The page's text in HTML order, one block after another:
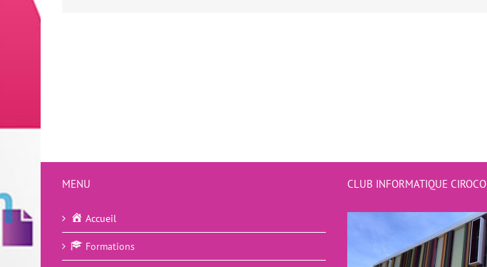
MENU
Accueil
Formations
CLUB INFORMATIQUE CIROCO